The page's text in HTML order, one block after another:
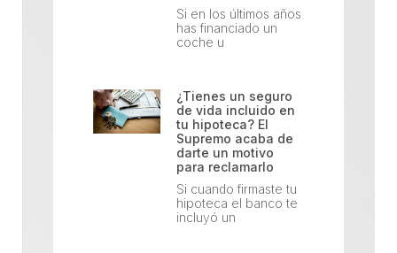
Si en los últimos años
has financiado un
coche u
¿Tienes un seguro
de vida incluido en
tu hipoteca? El
Supremo acaba de
darte un motivo
para reclamarlo
Si cuando firmaste tu
hipoteca el banco te
incluyó un